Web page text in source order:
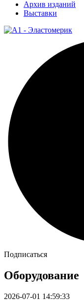
Архив изданий
Выставки
Подписаться
Оборудование
2026-07-01 14:59:33